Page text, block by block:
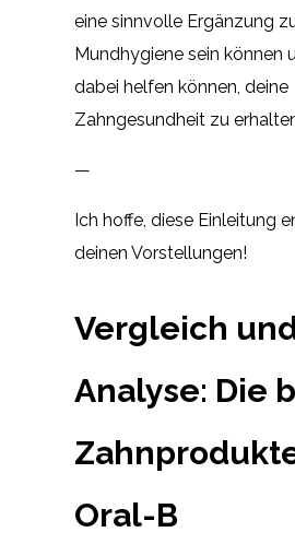
eine sinnvolle Ergänzung
Mundhygiene sein können
dabei helfen können, deine
Zahngesundheit zu
—
Ich hoffe, diese Einleitung
deinen Vorstellungen!
Vergleich
Analyse: Die
Oral-B